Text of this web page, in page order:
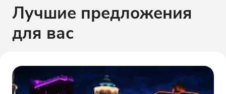
Лучшие предложения
для вас